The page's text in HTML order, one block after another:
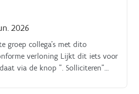
2026
groep collega's met dito
verloning Lijkt dit iets voor
via de knop ". Solliciteren"